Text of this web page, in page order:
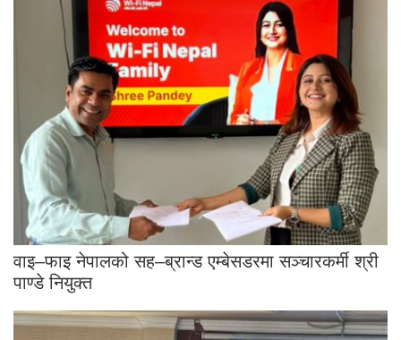
वाइ–फाइ नेपालको सह–ब्रान्ड एम्बेसडरमा सञ्चारकर्मी श्री
पाण्डे नियुक्त